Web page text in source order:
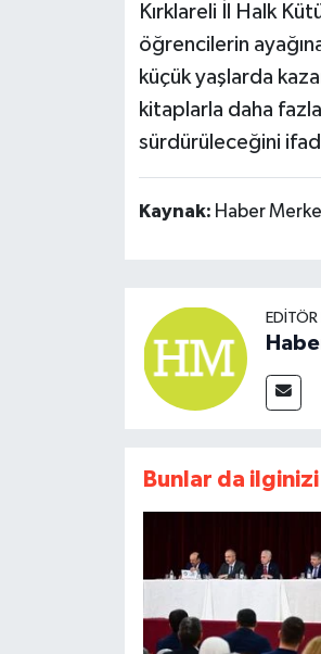
Kırklareli İl Halk
öğrencilerin
küçük yaşlarda
kitaplarla daha
sürdürüleceğini
Kaynak: Haber
Bunlar da